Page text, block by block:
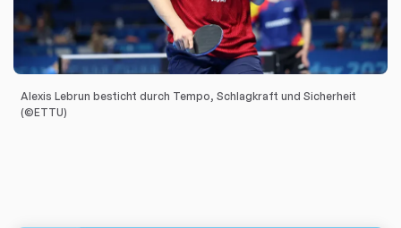
Alexis Lebrun besticht durch Tempo, Schlagkraft und Sicherheit
(©ETTU)